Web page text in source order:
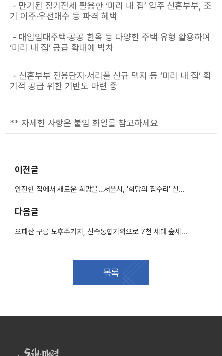
- 만기된 장기전세 활용한 ‘미리 내 집’ 입주 신혼부부, 조
기 이주·우선매수 등 파격 혜택
- 매입임대주택·공공 한옥 등 다양한 주택 유형 활용하여
‘미리 내 집’ 공급 확대에 박차
- 신혼부부 전용단지·서리풀 신규 택지 등 ‘미리 내 집’ 획
기적 공급 위한 기반도 마련 중
** 자세한 사항은 붙임 화일를 참고하세요
이전글
안전한 집에서 새로운 희망을…서울시, '희망의 집수리' 신청 가구 모집
다음글
오패산 구릉 노후주거지, 신속통합기획으로 7천 세대 숲세권 주거단지로
목록